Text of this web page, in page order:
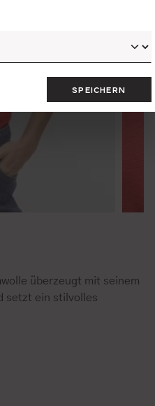
überzeugt mit seinem
setzt ein stilvolles
SPEICHERN